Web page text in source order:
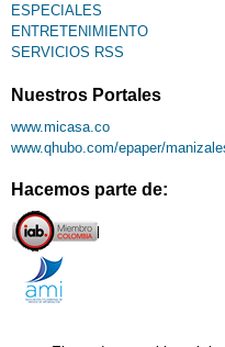
ESPECIALES
ENTRETENIMIENTO
SERVICIOS RSS
Nuestros Portales
www.micasa.co
www.qhubo.com/epaper/
Hacemos parte de: